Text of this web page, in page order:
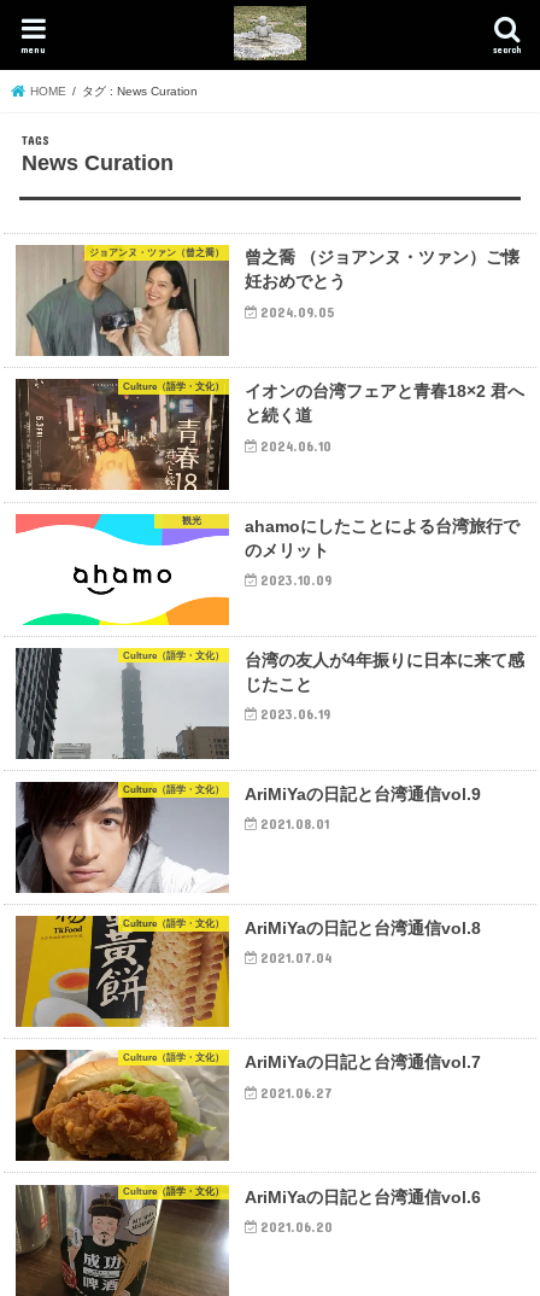
search
menu
HOME タグ : News Curation
News Curation
ジョアンヌ・ツァン（曾之喬）
曾之喬 （ジョアンヌ・ツァン）ご懐
妊おめでとう
2024.09.05
Culture（語学・文化）
イオンの台湾フェアと青春18×2 君へ
と続く道
2024.06.10
観光
ahamoにしたことによる台湾旅行で
のメリット
2023.10.09
Culture（語学・文化）
台湾の友人が4年振りに日本に来て感
じたこと
2023.06.19
Culture（語学・文化） AriMiYaの日記と台湾通信vol.9
2021.08.01
Culture（語学・文化） AriMiYaの日記と台湾通信vol.8
2021.07.04
Culture（語学・文化） AriMiYaの日記と台湾通信vol.7
2021.06.27
Culture（語学・文化） AriMiYaの日記と台湾通信vol.6
2021.06.20